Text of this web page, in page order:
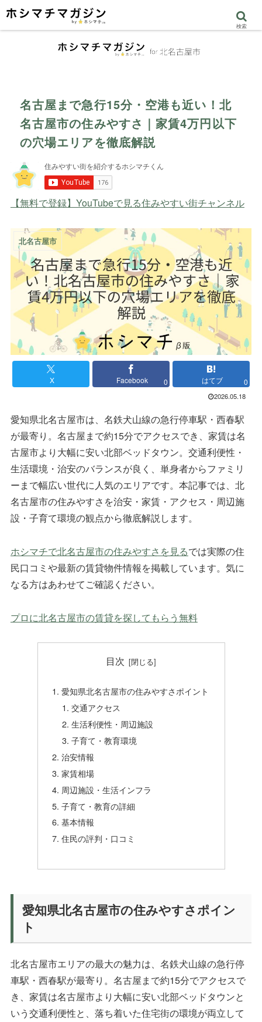
名古屋まで急行15分・空港も近い！北
名古屋市の住みやすさ｜家賃4万円以下
の穴場エリアを徹底解説
【無料で登録】YouTubeで見る住みやすい街チャンネル
北名古屋市
X Facebook 0 はてブ 0
2026.05.18
愛知県北名古屋市は、名鉄犬山線の急行停車駅・西春駅
が最寄り。名古屋まで約15分でアクセスでき、家賃は名
古屋市より大幅に安い北部ベッドタウン。交通利便性・
生活環境・治安のバランスが良く、単身者からファミリ
ーまで幅広い世代に人気のエリアです。本記事では、北
名古屋市の住みやすさを治安・家賃・アクセス・周辺施
設・子育て環境の観点から徹底解説します。
ホシマチで北名古屋市の住みやすさを見るでは実際の住
民口コミや最新の賃貸物件情報を掲載しています。気に
なる方はあわせてご確認ください。
プロに北名古屋市の賃貸を探してもらう無料
目次
愛知県北名古屋市の住みやすさポイント
交通アクセス
生活利便性・周辺施設
子育て・教育環境
治安情報
家賃相場
周辺施設・生活インフラ
子育て・教育の詳細
基本情報
住民の評判・口コミ
愛知県北名古屋市の住みやすさポイン
ト
北名古屋市エリアの最大の魅力は、名鉄犬山線の急行停
車駅・西春駅が最寄り。名古屋まで約15分でアクセスで
き、家賃は名古屋市より大幅に安い北部ベッドタウンと
いう交通利便性と、落ち着いた住宅街の環境が両立して
検索